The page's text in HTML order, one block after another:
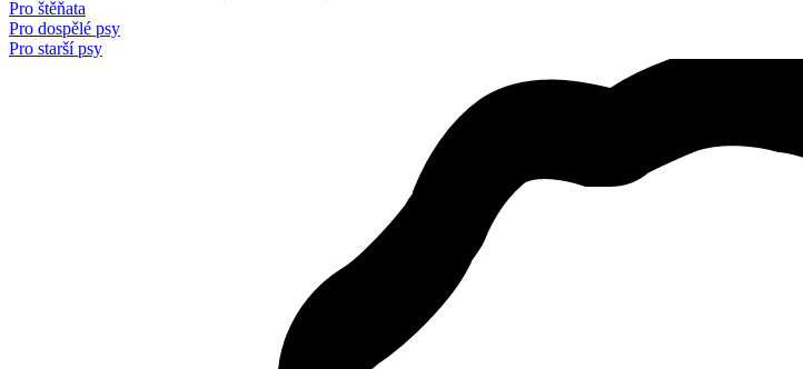
Pro štěňata
Pro dospělé psy
Pro starší psy